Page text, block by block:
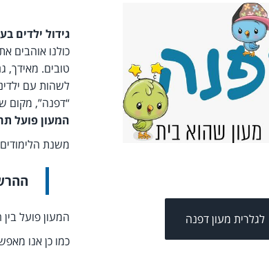
לגלרית מעון דפנה
גידול ילדים
כולנו אוהבים
טובים. מאידך,
לשהות עם
“דפנה”, מקום
המעון פועל
משנת הלימודים
המעון פועל בין השעות
כמו כן אנו מאפשרים